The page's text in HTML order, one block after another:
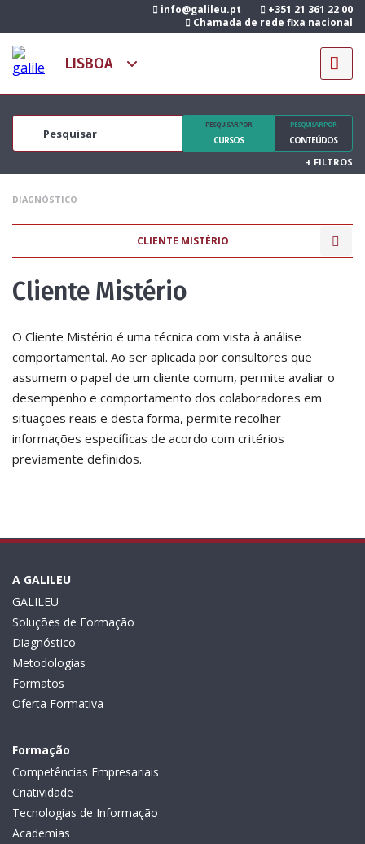
info@galileu.pt
+351 21 361 22 00
Chamada de rede fixa nacional
PESQUISAR POR
CURSOS
PESQUISAR POR
CONTEÚDOS
+ FILTROS
DIAGNÓSTICO
CLIENTE MISTÉRIO
Cliente Mistério
O Cliente Mistério é uma técnica com vista à análise
comportamental. Ao ser aplicada por consultores que
assumem o papel de um cliente comum, permite avaliar o
desempenho e comportamento dos colaboradores em
situações reais e desta forma, permite recolher
informações específicas de acordo com critérios
previamente definidos.
A GALILEU
GALILEU
Soluções de Formação
Diagnóstico
Metodologias
Formatos
Oferta Formativa
Formação
Competências Empresariais
Criatividade
Tecnologias de Informação
Academias